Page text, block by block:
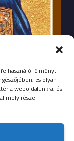
élményt
és olyan
a weboldalunkra, és
mely részei